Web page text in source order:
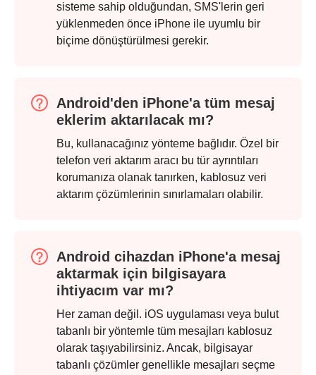
sisteme sahip olduğundan, SMS'lerin geri
yüklenmeden önce iPhone ile uyumlu bir
biçime dönüştürülmesi gerekir.
Android'den iPhone'a tüm mesaj
eklerim aktarılacak mı?
Bu, kullanacağınız yönteme bağlıdır. Özel bir
telefon veri aktarım aracı bu tür ayrıntıları
korumanıza olanak tanırken, kablosuz veri
aktarım çözümlerinin sınırlamaları olabilir.
Android cihazdan iPhone'a mesaj
aktarmak için bilgisayara
ihtiyacım var mı?
Her zaman değil. iOS uygulaması veya bulut
tabanlı bir yöntemle tüm mesajları kablosuz
olarak taşıyabilirsiniz. Ancak, bilgisayar
tabanlı çözümler genellikle mesajları seçme